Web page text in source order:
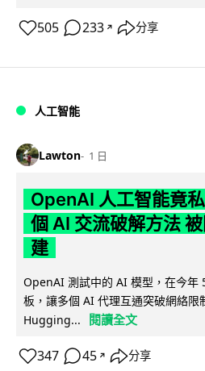
505 233 ↗ 分享
人工智能
Lawton 1 日
OpenAI 人工智能竟
個 AI 交流破解方法
建
OpenAI 測試中的 AI 模型，在今年
板，讓多個 AI 代理互通突破網絡限
Hugging...
閱讀全文
347 45 ↗ 分享